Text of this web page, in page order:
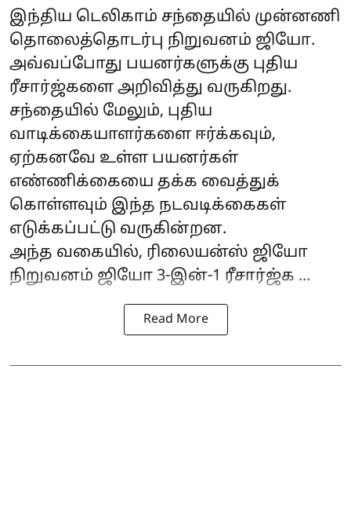
இந்திய டெலிகாம் சந்தையில் முன்னணி
தொலைத்தொடர்பு நிறுவனம் ஜியோ.
அவ்வப்போது பயனர்களுக்கு புதிய
ரீசார்ஜ்களை அறிவித்து வருகிறது.
சந்தையில் மேலும், புதிய
வாடிக்கையாளர்களை ஈர்க்கவும்,
ஏற்கனவே உள்ள பயனர்கள்
எண்ணிக்கையை தக்க வைத்துக்
கொள்ளவும் இந்த நடவடிக்கைகள்
எடுக்கப்பட்டு வருகின்றன.
அந்த வகையில், ரிலையன்ஸ் ஜியோ
நிறுவனம் ஜியோ 3-இன்-1 ரீசார்ஜ்க ...
Read More